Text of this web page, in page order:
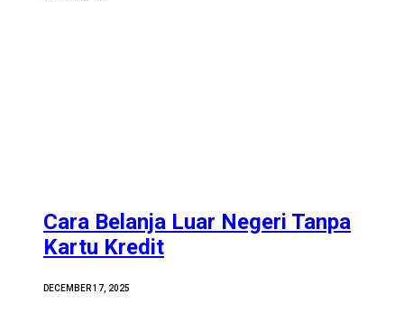
Cara Belanja Luar Negeri Tanpa
Kartu Kredit
DECEMBER 17, 2025